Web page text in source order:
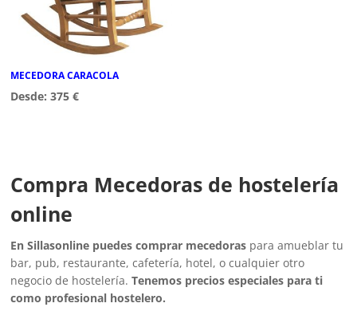
MECEDORA CARACOLA
Desde:375€
Compra Mecedoras de hostelería
online
En Sillasonline puedes comprar mecedoras para amueblar tu
bar, pub, restaurante, cafetería, hotel, o cualquier otro
negocio de hostelería.Tenemos precios especiales para ti
como profesional hostelero.